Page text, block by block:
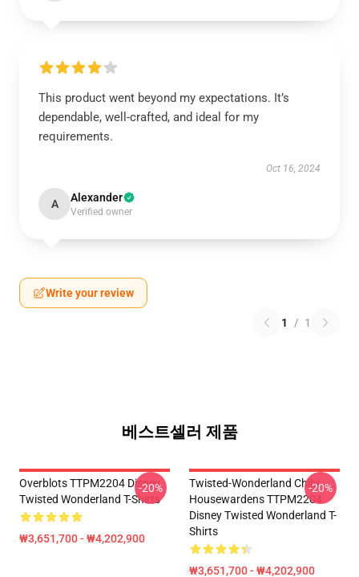
This product went beyond my expectations. It’s
dependable, well-crafted, and ideal for my
requirements.
Oct 16, 2024
A Alexander
Verified owner
Write your review
1 / 1
베스트셀러 제품
Overblots TTPM2204 Disney
Twisted Wonderland T-Shirts
₩3,651,700 - ₩4,202,900
-20%
Twisted-Wonderland Chibi
Housewardens TTPM2204
Disney Twisted Wonderland T-
Shirts
₩3,651,700 - ₩4,202,900
-20%